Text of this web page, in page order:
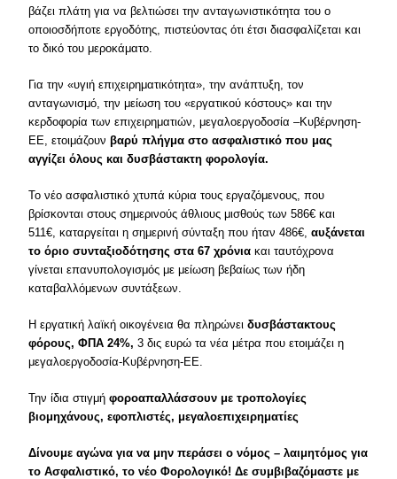
βάζει πλάτη για να βελτιώσει την ανταγωνιστικότητα του ο
οποιοσδήποτε εργοδότης, πιστεύοντας ότι έτσι διασφαλίζεται και
το δικό του μεροκάματο.
Για την «υγιή επιχειρηματικότητα», την ανάπτυξη, τον
ανταγωνισμό, την μείωση του «εργατικού κόστους» και την
κερδοφορία των επιχειρηματιών, μεγαλοεργοδοσία –Κυβέρνηση-
ΕΕ, ετοιμάζουνβαρύ πλήγμα στο ασφαλιστικό που μας
αγγίζει όλους και δυσβάστακτη φορολογία.
Το νέο ασφαλιστικό χτυπά κύρια τους εργαζόμενους, που
βρίσκονται στους σημερινούς άθλιους μισθούς των 586€ και
511€, καταργείται η σημερινή σύνταξη που ήταν 486€,αυξάνεται
το όριο συνταξιοδότησης στα 67 χρόνια και ταυτόχρονα
γίνεται επανυπολογισμός με μείωση βεβαίως των ήδη
καταβαλλόμενων συντάξεων.
Η εργατική λαϊκή οικογένεια θα πληρώνειδυσβάστακτους
φόρους, ΦΠΑ 24%, 3 δις ευρώ τα νέα μέτρα που ετοιμάζει η
μεγαλοεργοδοσία-Κυβέρνηση-ΕΕ.
Την ίδια στιγμήφοροαπαλλάσσουν με τροπολογίες
βιομηχάνους, εφοπλιστές, μεγαλοεπιχειρηματίες
Δίνουμε αγώνα για να μην περάσει ο νόμος – λαιμητόμος για
το Ασφαλιστικό, το νέο Φορολογικό! Δε συμβιβαζόμαστε με